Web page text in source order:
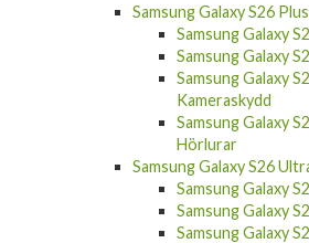
Samsung Galaxy
Samsung Galaxy
Samsung Galaxy
Kameraskydd
Samsung Galaxy
Hörlurar
Samsung Galaxy S26 Ultra
Samsung Galaxy
Samsung Galaxy
Samsung Galaxy
Kameraskydd